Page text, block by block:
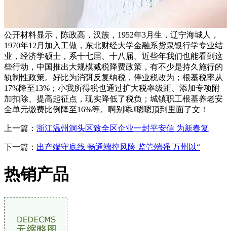
公开材料显示，陈政高，汉族，1952年3月生，辽宁海城人，
1970年12月加入工做，东北财经大学金融系货泉银行学专业结
业，经济学硕士，系十七届、十八届。近些年我们也能看到这
些行动，中国推出大规模减税降费政策，有不少是持久施行的
轨制性政策。好比为消弭反复纳税，停业税改为；根基税率从
17%降至13%；小我所得税也通过扩大税率级距、添加专项附
加扣除、提高起征点，现实降低了税负；城镇职工根基养老安
全单元缴费比例降至16%等。啊别㖭J嗯嗯頂到里面了文！
上一篇： 浙江温州洞头区致全区企业一封平安信 为新春复
下一篇： 出产端守底线 畅通端控风险 监管端强 万州以“
热销产品